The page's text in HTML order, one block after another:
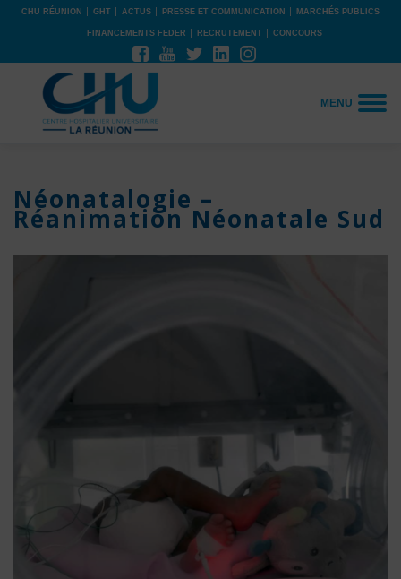
CHU RÉUNION GHT ACTUS PRESSE ET COMMUNICATION MARCHÉS PUBLICS
FINANCEMENTS FEDER RECRUTEMENT CONCOURS
MENU
Néonatalogie –
Réanimation Néonatale Sud